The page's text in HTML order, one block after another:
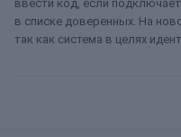
ввести код, если
в списке доверенных. На
так как система в целях